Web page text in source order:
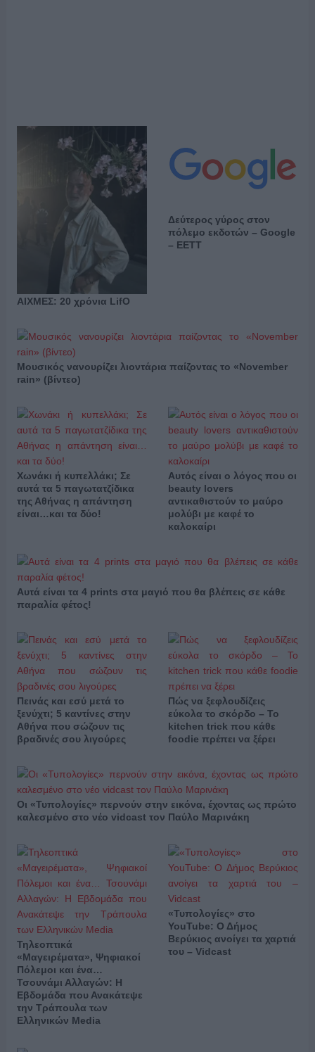
ΑΙΧΜΕΣ: 20 χρόνια LifO
Δεύτερος γύρος στον
πόλεμο εκδοτών – Google
– ΕΕΤΤ
Μουσικός νανουρίζει λιοντάρια παίζοντας το «November
rain» (βίντεο)
Χωνάκι ή κυπελλάκι; Σε
αυτά τα 5 παγωτατζίδικα
της Αθήνας η απάντηση
είναι…και τα δύο!
Αυτός είναι ο λόγος που οι
beauty lovers
αντικαθιστούν το μαύρο
μολύβι με καφέ το
καλοκαίρι
Αυτά είναι τα 4 prints στα μαγιό που θα βλέπεις σε κάθε
παραλία φέτος!
Πεινάς και εσύ μετά το
ξενύχτι; 5 καντίνες στην
Αθήνα που σώζουν τις
βραδινές σου λιγούρες
Πώς να ξεφλουδίζεις
εύκολα το σκόρδο – Το
kitchen trick που κάθε
foodie πρέπει να ξέρει
Οι «Τυπολογίες» περνούν στην εικόνα, έχοντας ως πρώτο
καλεσμένο στο νέο vidcast τον Παύλο Μαρινάκη
Τηλεοπτικά
«Μαγειρέματα», Ψηφιακοί
Πόλεμοι και ένα…
Τσουνάμι Αλλαγών: Η
Εβδομάδα που Ανακάτεψε
την Τράπουλα των
Ελληνικών Media
«Τυπολογίες» στο
YouTube: Ο Δήμος
Βερύκιος ανοίγει τα χαρτιά
του – Vidcast